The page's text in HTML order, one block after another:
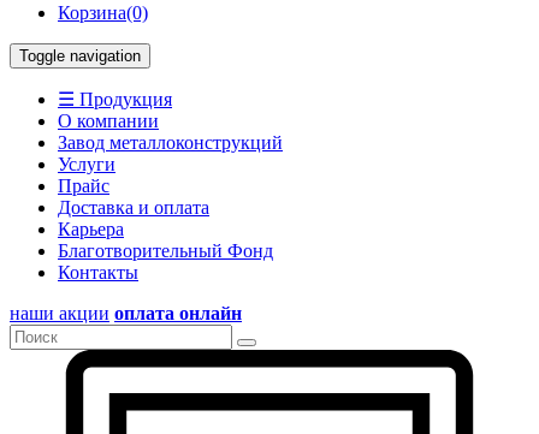
Корзина(0)
Toggle navigation
☰ Продукция
О компании
Завод металлоконструкций
Услуги
Прайс
Доставка и оплата
Карьера
Благотворительный Фонд
Контакты
наши акции оплата онлайн